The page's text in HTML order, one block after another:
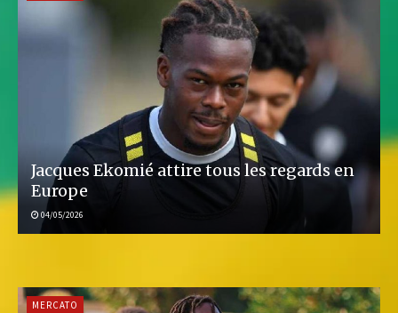
Jacques Ekomié attire tous les regards en
Europe
04/05/2026
MERCATO